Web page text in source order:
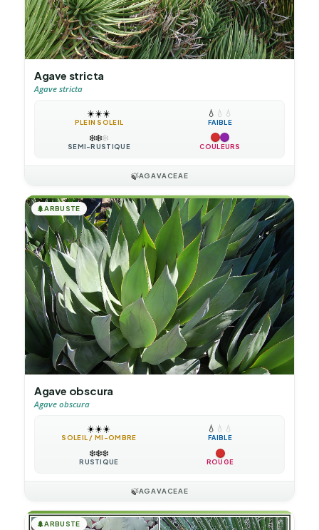
Agave stricta
Agave stricta
☀️☀️☀️
PLEIN SOLEIL
💧 💧 💧
FAIBLE
❄️❄️❄️
SEMI-RUSTIQUE COULEURS
🍃AGAVACEAE
🌲ARBUSTE
Agave obscura
Agave obscura
☀️☀️☀️
SOLEIL / MI-OMBRE
💧 💧 💧
FAIBLE
❄️❄️❄️
RUSTIQUE ROUGE
🍃AGAVACEAE
🌲ARBUSTE